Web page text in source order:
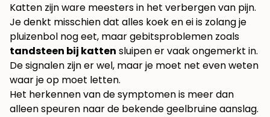
Katten zijn ware meesters in het verbergen van pijn.
Je denkt misschien dat alles koek en ei is zolang je
pluizenbol nog eet, maar gebitsproblemen zoals
tandsteen bij katten sluipen er vaak ongemerkt in.
De signalen zijn er wel, maar je moet net even weten
waar je op moet letten.
Het herkennen van de symptomen is meer dan
alleen speuren naar de bekende geelbruine aanslag.